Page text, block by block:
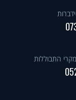
התבוללות